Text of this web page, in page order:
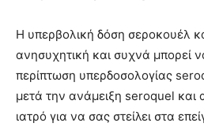
Η υπερβολική δόση σεροκουέλ
ανησυχητική και συχνά μπορεί
περίπτωση υπερδοσολογίας
μετά την ανάμειξη seroquel και
ιατρό για να σας στείλει στα